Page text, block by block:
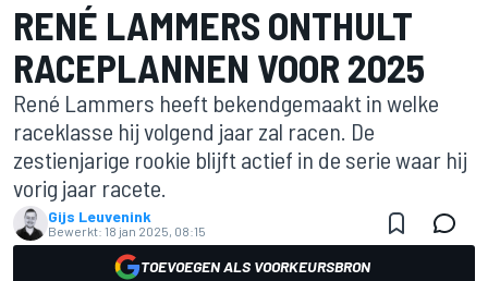
RENÉ LAMMERS ONTHULT
RACEPLANNEN VOOR 2025
René Lammers heeft bekendgemaakt in welke
raceklasse hij volgend jaar zal racen. De
zestienjarige rookie blijft actief in de serie waar hij
vorig jaar racete.
Gijs Leuvenink
Bewerkt: 18 jan 2025, 08:15
TOEVOEGEN ALS VOORKEURSBRON